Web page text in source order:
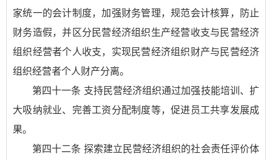
家统一的会计制度，加强财务管理，规范会计核算，防止
财务造假，并区分民营经济组织生产经营收支与民营经济
组织经营者个人收支，实现民营经济组织财产与民营经济
组织经营者个人财产分离。
第四十一条 支持民营经济组织通过加强技能培训、扩
大吸纳就业、完善工资分配制度等，促进员工共享发展成
果。
第四十二条 探索建立民营经济组织的社会责任评价体